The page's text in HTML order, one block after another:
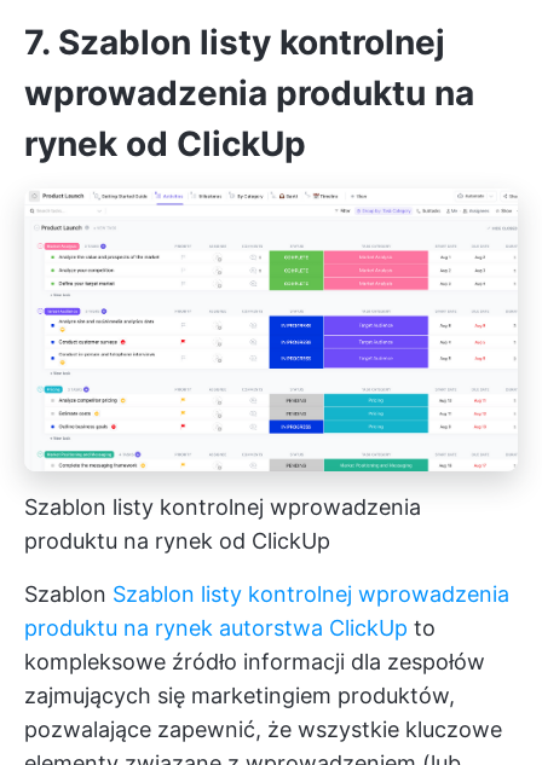
7. Szablon listy kontrolnej
wprowadzenia produktu na
rynek od ClickUp
Szablon listy kontrolnej wprowadzenia
produktu na rynek od ClickUp
Szablon Szablon listy kontrolnej wprowadzenia
produktu na rynek autorstwa ClickUp to
kompleksowe źródło informacji dla zespołów
zajmujących się marketingiem produktów,
pozwalające zapewnić, że wszystkie kluczowe